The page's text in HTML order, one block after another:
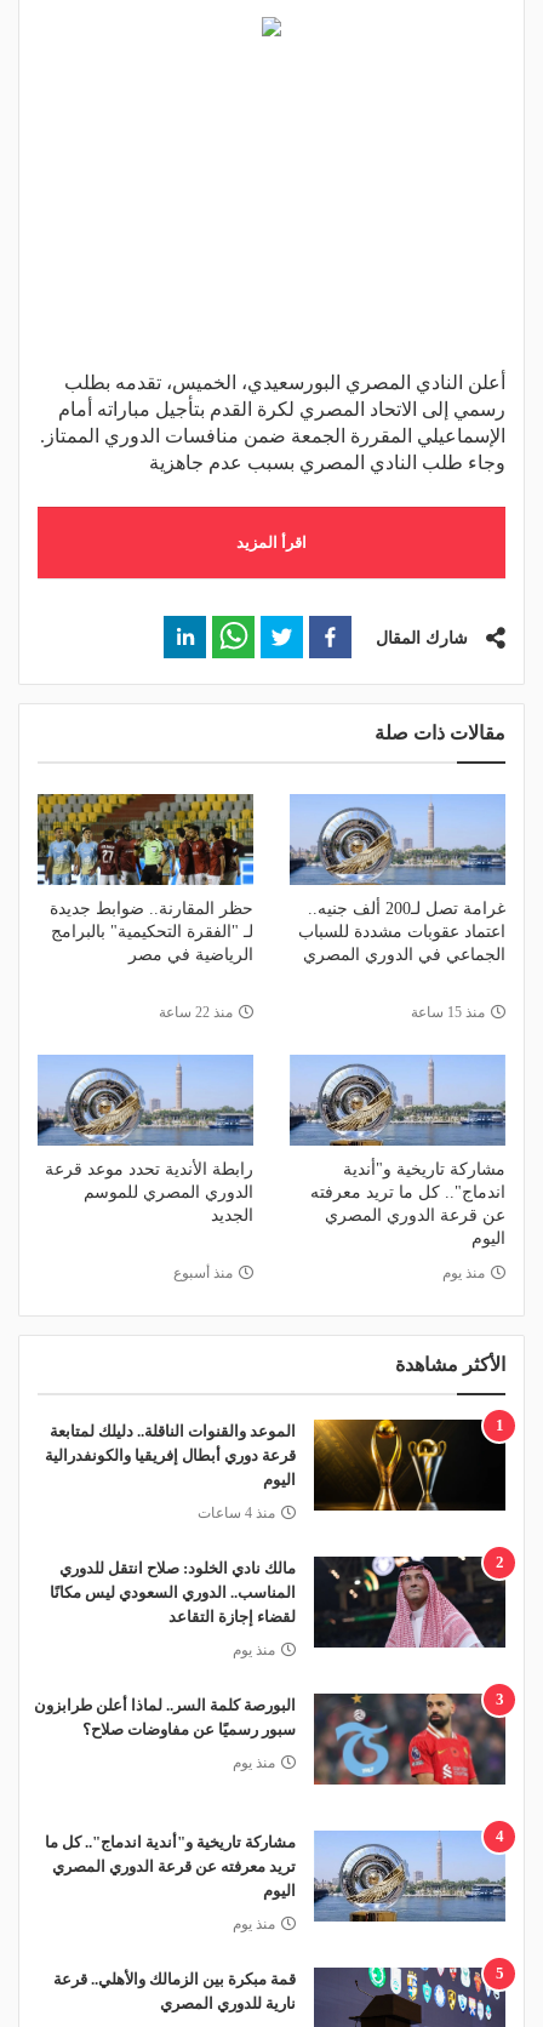
أعلن النادي المصري البورسعيدي، الخميس، تقدمه بطلب
رسمي إلى الاتحاد المصري لكرة القدم بتأجيل مباراته أمام
الإسماعيلي المقررة الجمعة ضمن منافسات الدوري الممتاز.
وجاء طلب النادي المصري بسبب عدم جاهزية
اقرأ المزيد
شارك المقال
مقالات ذات صلة
غرامة تصل لـ200 ألف جنيه..
اعتماد عقوبات مشددة للسباب
الجماعي في الدوري المصري
منذ 15 ساعة
حظر المقارنة.. ضوابط جديدة
لـ "الفقرة التحكيمية" بالبرامج
الرياضية في مصر
منذ 22 ساعة
مشاركة تاريخية و"أندية
اندماج".. كل ما تريد معرفته
عن قرعة الدوري المصري
اليوم
منذ يوم
رابطة الأندية تحدد موعد قرعة
الدوري المصري للموسم
الجديد
منذ أسبوع
الأكثر مشاهدة
1
الموعد والقنوات الناقلة.. دليلك لمتابعة
قرعة دوري أبطال إفريقيا والكونفدرالية
اليوم
منذ 4 ساعات
2
مالك نادي الخلود: صلاح انتقل للدوري
المناسب.. الدوري السعودي ليس مكانًا
لقضاء إجازة التقاعد
منذ يوم
3
البورصة كلمة السر.. لماذا أعلن طرابزون
سبور رسميًا عن مفاوضات صلاح؟
منذ يوم
4
مشاركة تاريخية و"أندية اندماج".. كل ما
تريد معرفته عن قرعة الدوري المصري
اليوم
منذ يوم
5
قمة مبكرة بين الزمالك والأهلي.. قرعة
نارية للدوري المصري